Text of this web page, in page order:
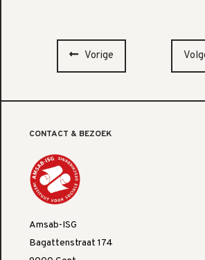
Vorige
CONTACT & BEZOEK
Amsab-ISG
Bagattenstraat 174